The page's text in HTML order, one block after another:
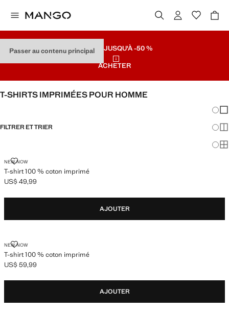
Passer au contenu principal
SOLDES JUSQU'À -50 %
ACHETER
T-SHIRTS IMPRIMÉES POUR HOMME
FILTRER ET TRIER
NEW NOW
T-shirt 100 % coton imprimé
T-SHIRT 100 % COTON IMPRIMÉ
Prix actuel [US$ 49,99 ]
US$ 49,99
AJOUTER
NEW NOW
T-shirt 100 % coton imprimé
T-SHIRT 100 % COTON IMPRIMÉ
Prix actuel [US$ 59,99 ]
US$ 59,99
AJOUTER